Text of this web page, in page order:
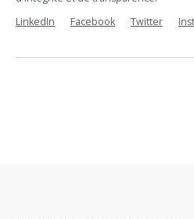
LinkedIn
Facebook Twitter